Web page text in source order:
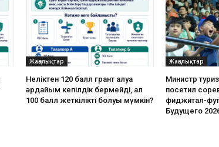
Жаңалықтар
Неліктен 120 балл грант алуға
әрдайым кепілдік бермейді, ал
100 балл жеткілікті болуы мүмкін?
Жаңалықтар
Министр
посетил
фиджитал-
Будущего